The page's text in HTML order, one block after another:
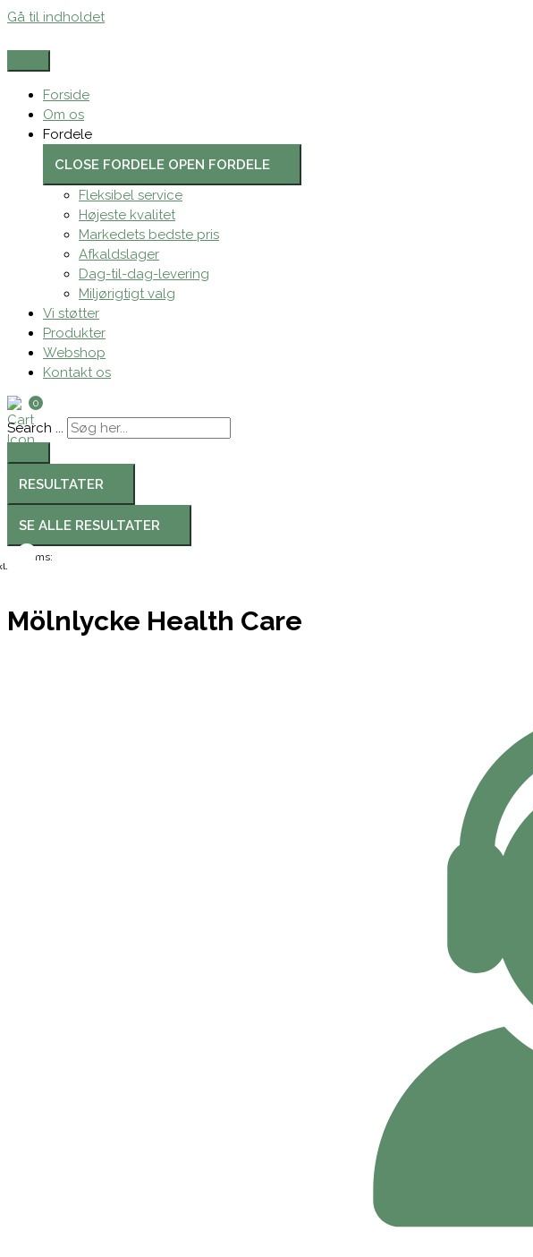
Gå til indholdet
Forside
Om os
Fordele
CLOSE FORDELE OPEN FORDELE
Fleksibel service
Højeste kvalitet
Markedets bedste pris
Afkaldslager
Dag-til-dag-levering
Miljørigtigt valg
Vi støtter
Produkter
Webshop
Kontakt os
0
Search ...
RESULTATER
SE ALLE RESULTATER
Moms:
Mölnlycke Health Care